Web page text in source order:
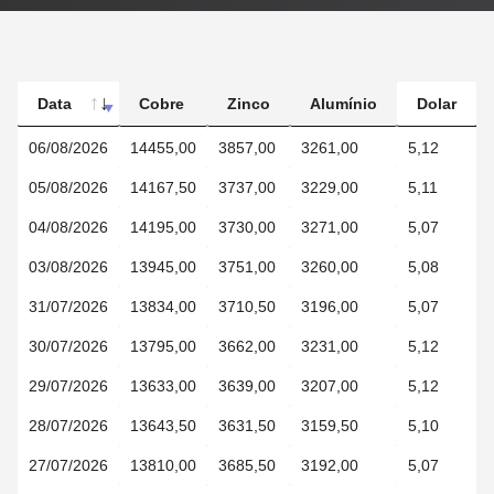
Data Cobre Zinco Alumínio
Chumbo
06/08/2026 14455,00 3857,00 3261,00 1851,00
05/08/2026 14167,50 3737,00 3229,00 1845,00
04/08/2026 14195,00 3730,00 3271,00 1847,00
03/08/2026 13945,00 3751,00 3260,00 1828,00
31/07/2026 13834,00 3710,50 3196,00 1851,50
30/07/2026 13795,00 3662,00 3231,00 1863,00
29/07/2026 13633,00 3639,00 3207,00 1877,00
28/07/2026 13643,50 3631,50 3159,50 1856,00
27/07/2026 13810,00 3685,50 3192,00 1859,00
Data
06/08/2026
05/08/2026
04/08/2026
03/08/2026
31/07/2026
30/07/2026
29/07/2026
28/07/2026
27/07/2026
Dolar
5,12
5,11
5,07
5,08
5,07
5,12
5,12
5,10
5,07